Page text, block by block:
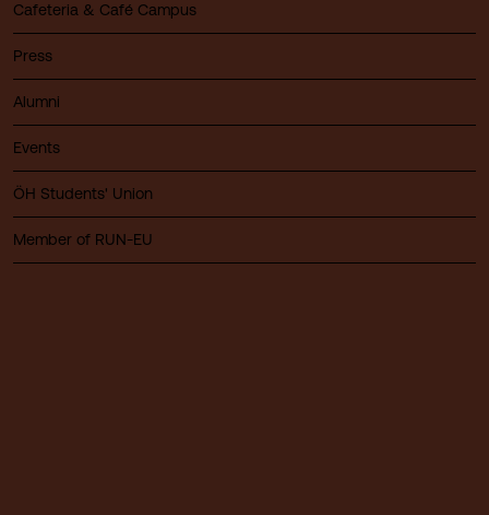
Cafeteria & Café Campus
Press
Alumni
Events
ÖH Students' Union
Member of RUN-EU